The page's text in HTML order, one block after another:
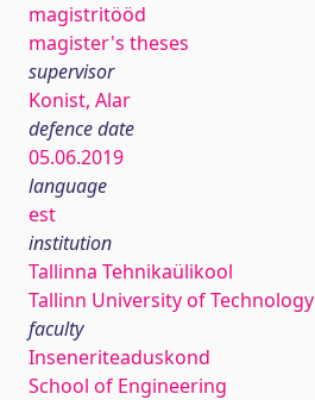
magistritööd
magister's theses
supervisor
Konist, Alar
defence date
05.06.2019
language
est
institution
Tallinna Tehnikaülikool
Tallinn University of Technology
faculty
Inseneriteaduskond
School of Engineering